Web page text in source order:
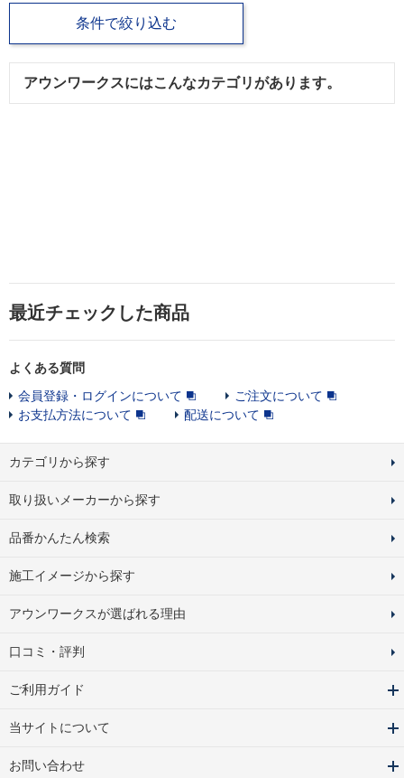
条件で絞り込む
アウンワークスにはこんなカテゴリがあります。
最近チェックした商品
よくある質問
会員登録・ログインについて
ご注文について
お支払方法について
配送について
カテゴリから探す
取り扱いメーカーから探す
品番かんたん検索
施工イメージから探す
アウンワークスが選ばれる理由
口コミ・評判
ご利用ガイド
当サイトについて
お問い合わせ